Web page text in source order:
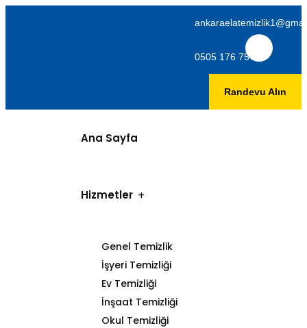
0505 176 75 06
Randevu Alın
Ana Sayfa
Hizmetler
Genel Temizlik
İşyeri Temizliği
Ev Temizliği
İnşaat Temizliği
Okul Temizliği